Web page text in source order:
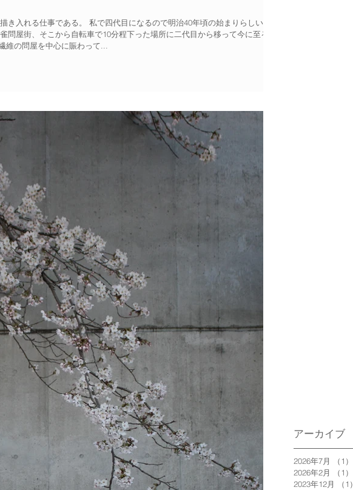
き入れる仕事である。 私で四代目になるので明治40年頃の始まりらしいが
問屋街、そこから自転車で10分程下った場所に二代目から移って今に至る。
の問屋を中心に賑わって...
アーカイブ
2026年7月 （1）
2026年2月
（1）
2023年12月
（1）